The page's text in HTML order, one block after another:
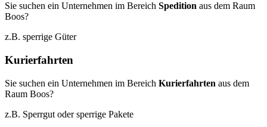
Sie suchen ein Unternehmen im Bereich Spedition aus dem Raum
Boos?
z.B. sperrige Güter
Kurierfahrten
Sie suchen ein Unternehmen im Bereich Kurierfahrten aus dem
Raum Boos?
z.B. Sperrgut oder sperrige Pakete